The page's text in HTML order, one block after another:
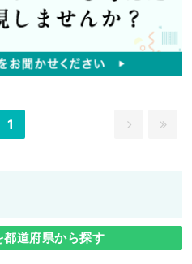
1
道府県から探す